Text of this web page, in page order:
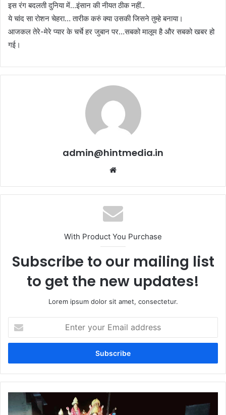
इस रंग बदलती दुनिया में…इंसान की नीयत ठीक नहीं..
ये चांद सा रोशन चेहरा… तारीक करुं क्या उसकी जिसने तुम्हे बनाया।
आजकल तेरे-मेरे प्यार के चर्चे हर जुबान पर…सबको मालूम है और सबको खबर हो
गई।
admin@hintmedia.in
With Product You Purchase
Subscribe to our mailing list
to get the new updates!
Lorem ipsum dolor sit amet, consectetur.
your
Email